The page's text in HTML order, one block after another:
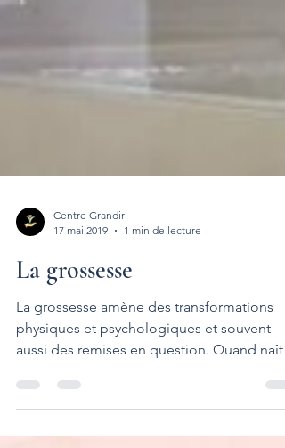
17 mai 2019
1 min de lecture
La grossesse
La grossesse amène des transformations
physiques et psychologiques et souvent
aussi des remises en question. Quand naît
l'enfant, naît...